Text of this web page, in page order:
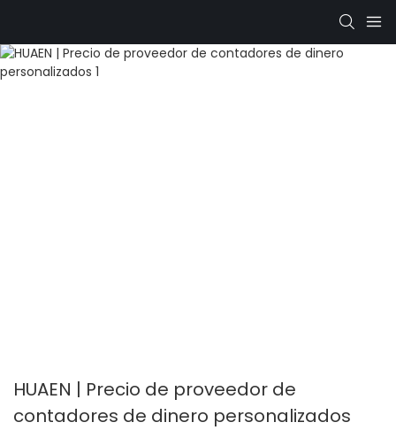
HUAEN | Precio de proveedor de
contadores de dinero personalizados